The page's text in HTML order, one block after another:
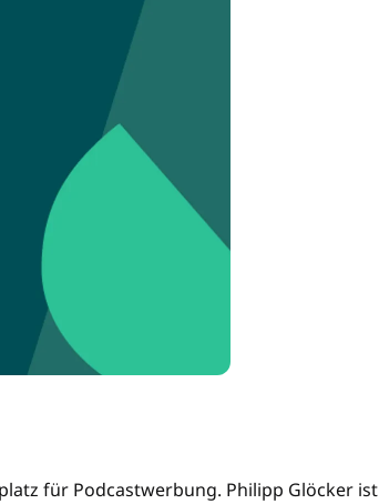
für Podcastwerbung. Philipp Glöcker ist